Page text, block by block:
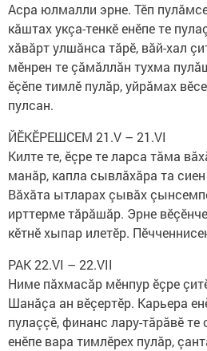
Асра юлмалли эрне. Тӗп
кăштах укçа-тенкӗ енӗпе те
хăвăрт улшăнса тăрӗ, вăй-хал
мӗнрен те çăмăллăн тухма
ӗçӗпе тимлӗ пулăр, уйрăмах
пулсан. ​
ЙӖКӖРЕШСЕМ 21.V – 21.VI
Килте те, ӗçре те ларса тăма
манăр, капла сывлăхăра та
Вăхăта ытларах çывăх
ирттерме тăрăшăр. Эрне
кӗтнӗ хыпар илетӗр.
РАК 22.VI – 22.VII
Ниме пăхмасăр мӗнпур ӗçре
Шанăçа ан вӗçертӗр. Карьера
пулаççӗ, финанс лару-тăрăвӗ
енӗпе вара тимлӗрех пулăр,